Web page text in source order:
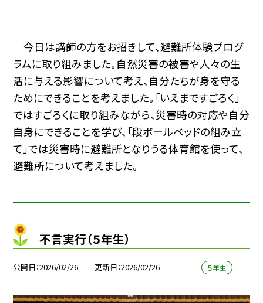
今日は講師の方をお招きして、避難所体験プログ
ラムに取り組みました。自然災害の被害や人々の生
活に与える影響について考え、自分たちが身を守る
ためにできることを考えました。「いえまですごろく」
ではすごろくに取り組みながら、災害時の対応や自分
自身にできることを学び、「段ボールベッドの組み立
て」では災害時に避難所となりうる体育館を使って、
避難所について考えました。
不言実行（５年生）
公開日 2026/02/26 更新日 2026/02/26 ５年生